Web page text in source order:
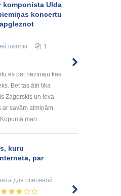
komponista Ulda
koncertu
apgleznot
школы 1
es pat nezināju kas
Bet tas ātri tika
Zagorskis un Ieva
ar savām atmiņām
man ...
kuru
par
для основной